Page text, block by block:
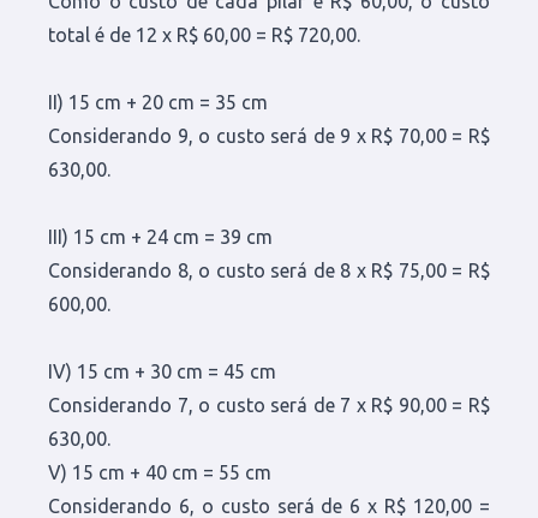
total é de 12 x R$ 60,00 = R$ 720,00.
II) 15 cm + 20 cm = 35 cm
Considerando 9, o custo será de 9 x R$ 70,00 = R$
630,00.
III) 15 cm + 24 cm = 39 cm
Considerando 8, o custo será de 8 x R$ 75,00 = R$
600,00.
IV) 15 cm + 30 cm = 45 cm
Considerando 7, o custo será de 7 x R$ 90,00 = R$
630,00.
V) 15 cm + 40 cm = 55 cm
Considerando 6, o custo será de 6 x R$ 120,00 =